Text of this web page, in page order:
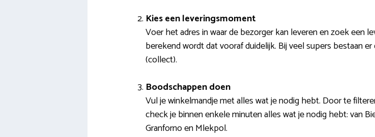
Kies een leveringsmoment
Voer het adres in waar de bezorger kan leveren en zoek een
berekend wordt dat vooraf duidelijk. Bij veel supers bestaan
(collect).
Boodschappen doen
Vul je winkelmandje met alles wat je nodig hebt. Door te
check je binnen enkele minuten alles wat je nodig hebt: van
Granforno en Mlekpol.